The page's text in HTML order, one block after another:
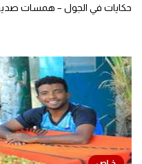
حكايات في الجول – همسات